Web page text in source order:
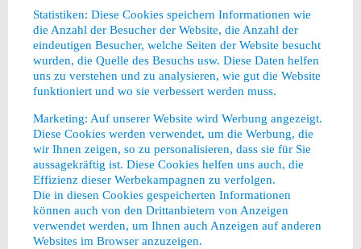
Statistiken: Diese Cookies speichern Informationen wie
die Anzahl der Besucher der Website, die Anzahl der
eindeutigen Besucher, welche Seiten der Website besucht
wurden, die Quelle des Besuchs usw. Diese Daten helfen
uns zu verstehen und zu analysieren, wie gut die Website
funktioniert und wo sie verbessert werden muss.
Marketing: Auf unserer Website wird Werbung angezeigt.
Diese Cookies werden verwendet, um die Werbung, die
wir Ihnen zeigen, so zu personalisieren, dass sie für Sie
aussagekräftig ist. Diese Cookies helfen uns auch, die
Effizienz dieser Werbekampagnen zu verfolgen.
Die in diesen Cookies gespeicherten Informationen
können auch von den Drittanbietern von Anzeigen
verwendet werden, um Ihnen auch Anzeigen auf anderen
Websites im Browser anzuzeigen.